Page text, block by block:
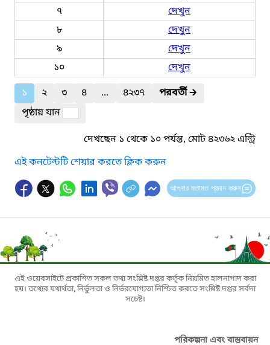
৭
দেখুন
৮
দেখুন
৯
দেখুন
১০
দেখুন
১
২ ৩ ৪ ... ৪২৩৭ পরবর্তী🡲
পৃষ্ঠায় যান
দেখছেন ১ থেকে ১০ পর্যন্ত, মোট ৪২৩৬২ এন্ট্রি
এই কনটেন্টটি শেয়ার করতে ক্লিক করুন
আপনার মতামত প্রদান করুন
এই ওয়েবসাইটে প্রকাশিত সকল তথ্য সংশ্লিষ্ট দপ্তর কর্তৃক নিয়মিত হালনাগাদ করা
হয়। তথ্যের যথার্থতা, নির্ভুলতা ও নির্ভরযোগ্যতা নিশ্চিত করতে সংশ্লিষ্ট দপ্তর সর্বদা
সচেষ্ট।
পরিকল্পনা এবং বাস্তবায়ন